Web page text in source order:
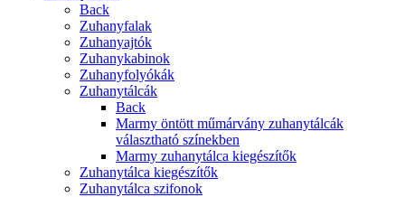
Back
Zuhanyfalak
Zuhanyajtók
Zuhanykabinok
Zuhanyfolyókák
Zuhanytálcák
Back
Marmy öntött műmárvány zuhanytálcák
választható színekben
Marmy zuhanytálca kiegészítők
Zuhanytálca kiegészítők
Zuhanytálca szifonok